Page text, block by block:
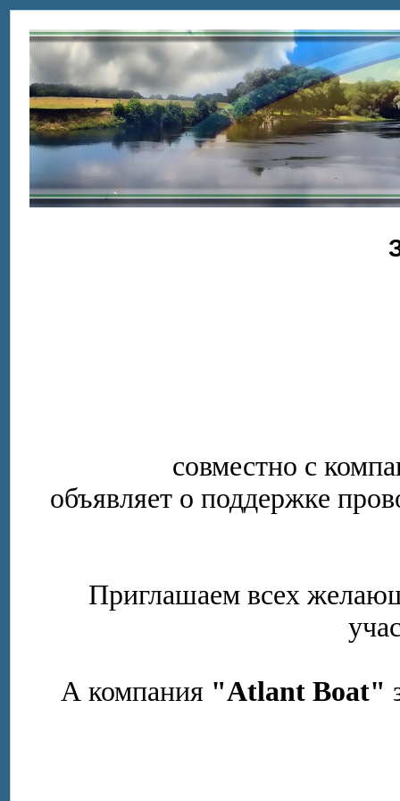
совместно с
объявляет о поддержке
Приглашаем всех
А компания "Atlant Boat"